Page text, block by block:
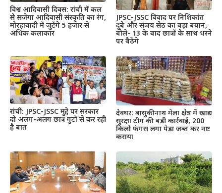
विश्व आदिवासी दिवस: रांची में कल
से सजेगा आदिवासी संस्कृति का रंग,
मोरहाबादी में जुटेंगे 5 हजार से
अधिक कलाकार
JPSC-JSSC विवाद पर निशिकांत
दुबे और संजय सेठ का बड़ा बयान,
बोले- 13 के बाद छात्रों के साथ धरने
पर बैठेंगे
रांची: JPSC-JSSC मुद्दे पर सरकार
दो अलग-अलग छात्र गुटों से कर रही
है बात
देवघर: बासुकीनाथ मेला क्षेत्र में खाद्य
सुरक्षा टीम की बड़ी कार्रवाई, 200
किलो फंगस लगा पेड़ा जब्त कर नष्ट
कराया